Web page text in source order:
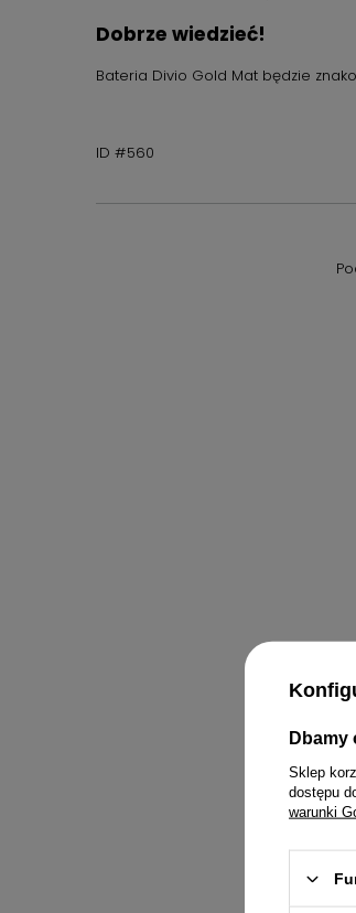
Dobrze wiedzieć!
Bateria Divio Gold Mat będzie
ID #560
Dbamy
Sklep
dostępu
warunki